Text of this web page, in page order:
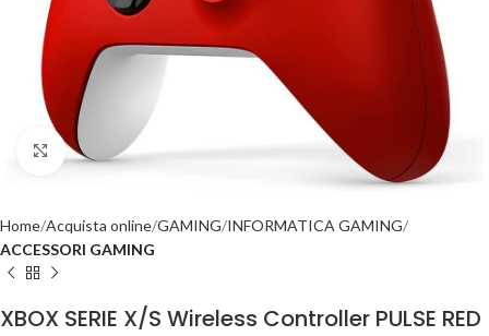
Click to enlarge
Home Acquista online GAMING INFORMATICA GAMING
ACCESSORI GAMING
XBOX SERIE X/S Wireless Controller PULSE RED